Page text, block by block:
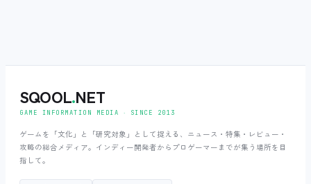
SQOOL.NET
GAME INFORMATION MEDIA ‧ SINCE 2013
ゲームを「文化」と「研究対象」として捉える、ニュース・特集・レビュー・
攻略の総合メディア。インディー開発者からプロゲーマーまでが集う場所を目
指して。